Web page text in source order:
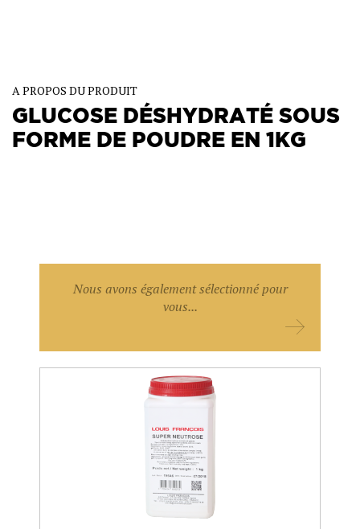
A PROPOS DU PRODUIT
GLUCOSE DÉSHYDRATÉ SOUS
FORME DE POUDRE EN 1KG
Nous avons également sélectionné pour
vous...